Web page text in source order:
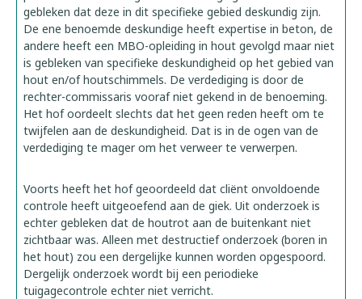
gebleken dat deze in dit specifieke gebied deskundig zijn.
De ene benoemde deskundige heeft expertise in beton, de
andere heeft een MBO-opleiding in hout gevolgd maar niet
is gebleken van specifieke deskundigheid op het gebied van
hout en/of houtschimmels. De verdediging is door de
rechter-commissaris vooraf niet gekend in de benoeming.
Het hof oordeelt slechts dat het geen reden heeft om te
twijfelen aan de deskundigheid. Dat is in de ogen van de
verdediging te mager om het verweer te verwerpen.
Voorts heeft het hof geoordeeld dat cliënt onvoldoende
controle heeft uitgeoefend aan de giek. Uit onderzoek is
echter gebleken dat de houtrot aan de buitenkant niet
zichtbaar was. Alleen met destructief onderzoek (boren in
het hout) zou een dergelijke kunnen worden opgespoord.
Dergelijk onderzoek wordt bij een periodieke
tuigagecontrole echter niet verricht.